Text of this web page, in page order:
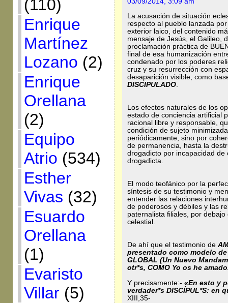
(110)
Enrique
Martínez
Lozano (2)
Enrique
Orellana
(2)
Equipo
Atrio (534)
Esther
Vivas (32)
Esuardo
Orellana
(1)
Evaristo
Villar(5)
La acusación de situación
respecto al pueblo lanzada
exterior laico, del contenido
mensaje de Jesús, el Galileo,
proclamación práctica de
final de esa humanización
condenado por los poderes
cruz y su resurrección con
desaparición visible, como
DISCIPULADO.
Los efectos naturales de los
estado de conciencia artificial
racional libre y responsable,
condición de sujeto
periódicamente, sino por
de permanencia, hasta la
drogadicto por incapacidad
drogadicta.
El modo teofánico por la
síntesis de su testimonio y
entender las relaciones
de poderosos y débiles y las
paternalista filiales, por
celestial.
De ahí que el testimonio de
presentado como modelo
GLOBAL (Un Nuevo
otr*s, COMO Yo os he
Y precisamente:- «En esto y
verdader*s DISCÍPUL*S: en
XIII,35-